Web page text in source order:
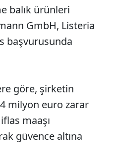
balık ürünleri
GmbH, Listeria
başvurusunda
göre, şirketin
milyon euro zarar
maaşı
güvence altına